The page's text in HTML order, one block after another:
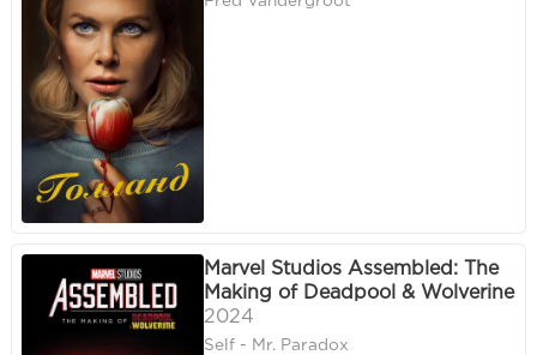
Marvel Studios Assembled: The
Making of Deadpool & Wolverine
2024
Self - Mr. Paradox